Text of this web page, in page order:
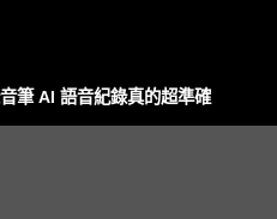
筆 AI 語音紀錄真的超準確